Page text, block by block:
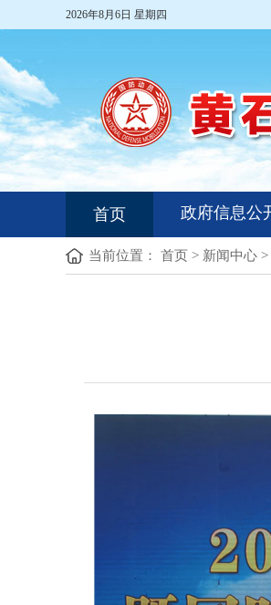
2026年8月6日 星期四
首页 政府信息公
当前位置： 首页 > 新闻中心 >